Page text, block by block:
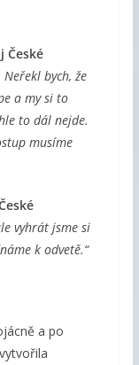
České
bych, že
a my si to
to dál nejde.
musíme
vyhrát jsme si
k odvetě.“
a po